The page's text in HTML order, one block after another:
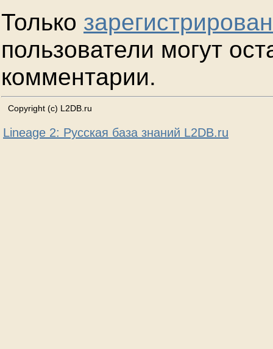
Только
пользователи могут
комментарии.
Copyright (c) L2DB.ru
Lineage 2: Русская база знаний L2DB.ru